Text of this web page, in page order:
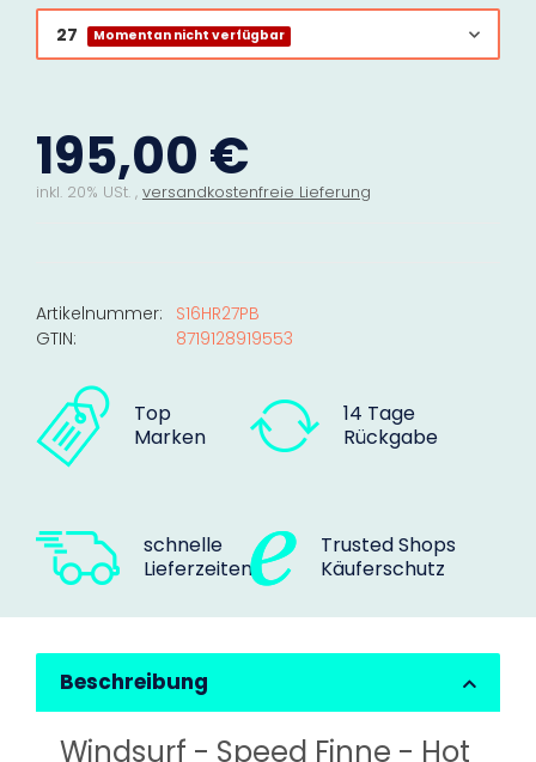
27 Momentan nicht verfügbar
195,00 €
inkl. 20% USt. , versandkostenfreie Lieferung
Artikelnummer:
S16HR27PB
GTIN:
8719128919553
Top
Marken
14 Tage
Rückgabe
schnelle
Lieferzeiten
Trusted Shops
Käuferschutz
Beschreibung
Windsurf - Speed Finne - Hot